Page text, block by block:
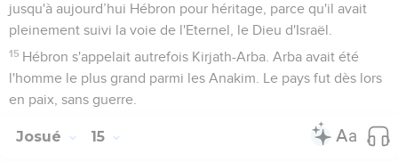
jusqu'à aujourd’hui Hébron pour héritage, parce qu'il avait
pleinement suivi la voie de l'Eternel, le Dieu d'Israël.
15 Hébron s'appelait autrefois Kirjath-Arba. Arba avait été
l'homme le plus grand parmi les Anakim. Le pays fut dès lors
en paix, sans guerre.
Josué 15